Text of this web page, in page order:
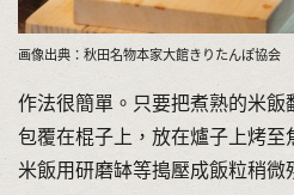
画像出典：秋田名物本家大館きりたんぽ協会
作法很簡單。只要把煮熟的米飯
包覆在棍子上，放在爐子上烤
米飯用研磨缽等搗壓成飯粒稍微